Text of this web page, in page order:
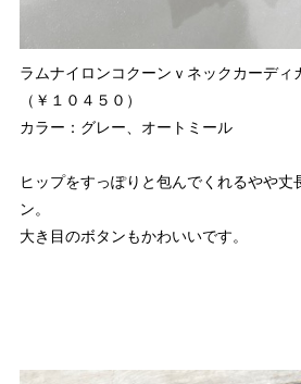
ラムナイロンコクーンｖネックカーデ
（￥１０４５０）
カラー：グレー、オートミール
ヒップをすっぽりと包んでくれるやや丈
ン。
大き目のボタンもかわいいです。